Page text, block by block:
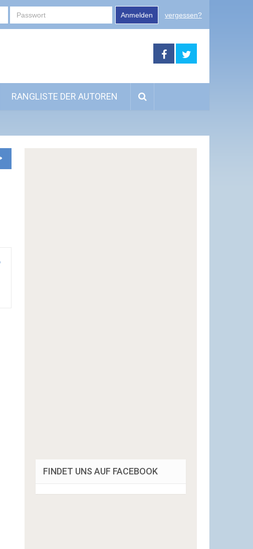
Anmelden vergessen?
RANGLISTE DER AUTOREN
FINDET UNS AUF FACEBOOK